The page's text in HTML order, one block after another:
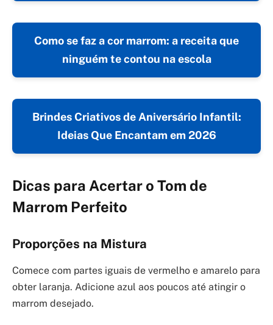
Como se faz a cor marrom: a receita que
ninguém te contou na escola
Brindes Criativos de Aniversário Infantil:
Ideias Que Encantam em 2026
Dicas para Acertar o Tom de
Marrom Perfeito
Proporções na Mistura
Comece com partes iguais de vermelho e amarelo para
obter laranja. Adicione azul aos poucos até atingir o
marrom desejado.